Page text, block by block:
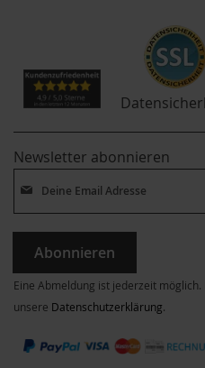
Newsletter abonnieren
Abonnieren
Eine Abmeldung ist jederzeit möglich.
unsere Datenschutzerklärung.